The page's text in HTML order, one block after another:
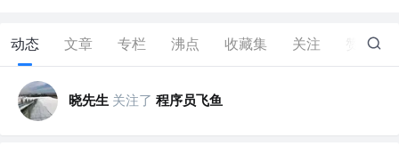
动态 文章 专栏 沸点 收藏集 关注 1
晓先生 关注了 程序员飞鱼